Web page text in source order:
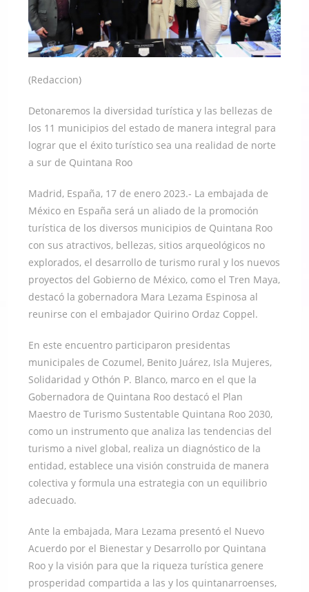
(Redaccion)
Detonaremos la diversidad turística y las bellezas de
los 11 municipios del estado de manera integral para
lograr que el éxito turístico sea una realidad de norte
a sur de Quintana Roo
Madrid, España, 17 de enero 2023.- La embajada de
México en España será un aliado de la promoción
turística de los diversos municipios de Quintana Roo
con sus atractivos, bellezas, sitios arqueológicos no
explorados, el desarrollo de turismo rural y los nuevos
proyectos del Gobierno de México, como el Tren Maya,
destacó la gobernadora Mara Lezama Espinosa al
reunirse con el embajador Quirino Ordaz Coppel.
En este encuentro participaron presidentas
municipales de Cozumel, Benito Juárez, Isla Mujeres,
Solidaridad y Othón P. Blanco, marco en el que la
Gobernadora de Quintana Roo destacó el Plan
Maestro de Turismo Sustentable Quintana Roo 2030,
como un instrumento que analiza las tendencias del
turismo a nivel global, realiza un diagnóstico de la
entidad, establece una visión construida de manera
colectiva y formula una estrategia con un equilibrio
adecuado.
Ante la embajada, Mara Lezama presentó el Nuevo
Acuerdo por el Bienestar y Desarrollo por Quintana
Roo y la visión para que la riqueza turística genere
prosperidad compartida a las y los quintanarroenses,